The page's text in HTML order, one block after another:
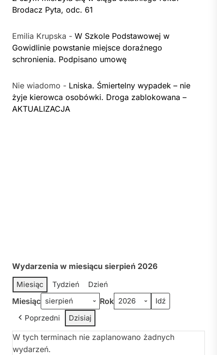
Brodacz Pyta, odc. 61
Emilia Krupska - W Szkole Podstawowej w
Gowidlinie powstanie miejsce doraźnego
schronienia. Podpisano umowę
Nie wiadomo - Lniska. Śmiertelny wypadek – nie
żyje kierowca osobówki. Droga zablokowana –
AKTUALIZACJA
Wydarzenia w miesiącu sierpień 2026
Miesiąc Tydzień Dzień
Miesiąc Rok
Poprzedni Dzisiaj
W tych terminach nie zaplanowano żadnych
wydarzeń.